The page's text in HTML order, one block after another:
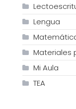
Lengua
Materiales
Mi Aula
TEA